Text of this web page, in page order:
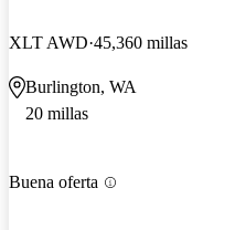
XLT AWD 45,360 millas
Burlington, WA
20 millas
Buena oferta